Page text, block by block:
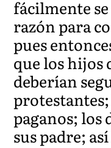
fácilmente
razón para
pues
que los hijos
deberían
protestantes;
paganos; los
sus padre;